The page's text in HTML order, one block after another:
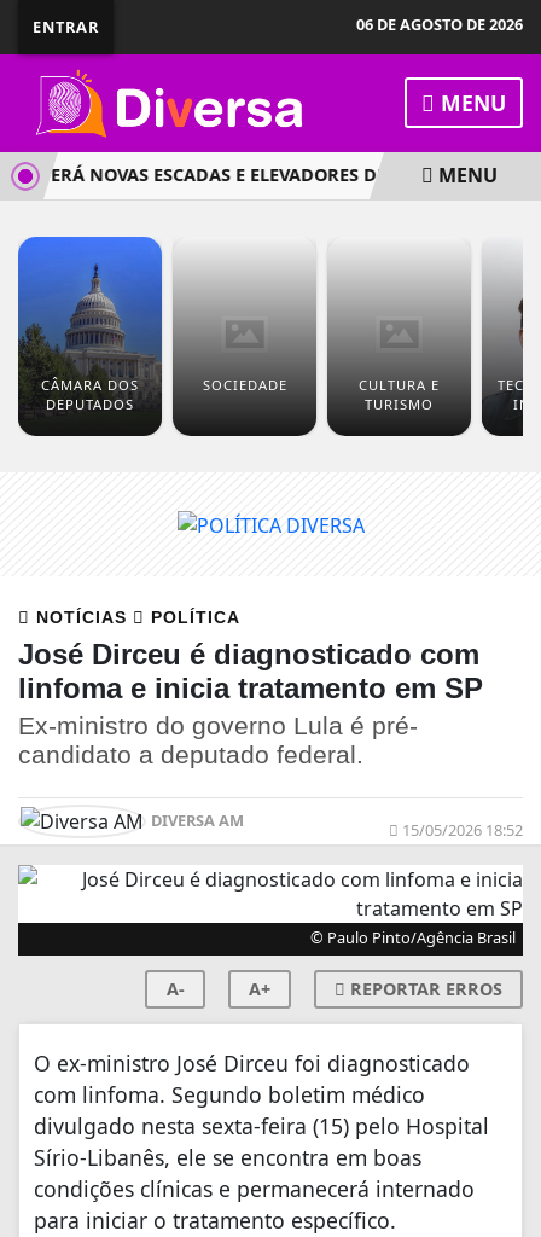
ENTRAR 06 DE AGOSTO DE 2026
MENU
TERÁ NOVAS ESCADAS E ELEVADORES DE ACESSO MENU
CÂMARA DOS
DEPUTADOS
SOCIEDADE
CULTURA E
TURISMO
NOTÍCIAS POLÍTICA
José Dirceu é diagnosticado com
linfoma e inicia tratamento em SP
Ex-ministro do governo Lula é pré-
candidato a deputado federal.
DIVERSA AM 15/05/2026 18:52
© Paulo Pinto/Agência Brasil
A- A+ REPORTAR ERROS
O ex-ministro José Dirceu foi diagnosticado
com linfoma. Segundo boletim médico
divulgado nesta sexta-feira (15) pelo Hospital
Sírio-Libanês, ele se encontra em boas
condições clínicas e permanecerá internado
para iniciar o tratamento específico.